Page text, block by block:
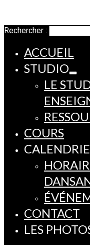
Rechercher :
ACCUEIL
STUDIO
LE
COURS
CONTACT
LES